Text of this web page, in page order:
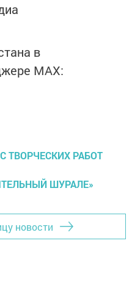
в
MАХ:
РАБОТ
ШУРАЛЕ»
новости